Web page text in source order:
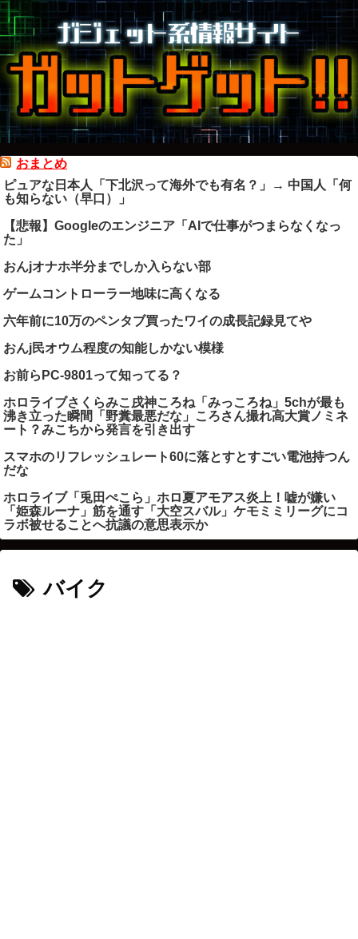
おまとめ
ピュアな日本人「下北沢って海外でも有名？」→ 中国人「何
も知らない（早口）」
【悲報】Googleのエンジニア「AIで仕事がつまらなくなっ
た」
おんjオナホ半分までしか入らない部
ゲームコントローラー地味に高くなる
六年前に10万のペンタブ買ったワイの成長記録見てや
おんj民オウム程度の知能しかない模様
お前らPC-9801って知ってる？
ホロライブさくらみこ戌神ころね「みっころね」5chが最も
沸き立った瞬間「野糞最悪だな」ころさん撮れ高大賞ノミネ
ート？みこちから発言を引き出す
スマホのリフレッシュレート60に落とすとすごい電池持つん
だな
ホロライブ「兎田ぺこら」ホロ夏アモアス炎上！嘘が嫌い
「姫森ルーナ」筋を通す「大空スバル」ケモミミリーグにコ
ラボ被せることへ抗議の意思表示か
バイク